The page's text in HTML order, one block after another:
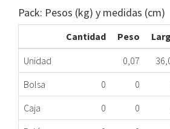
Pack: Pesos (kg) y medidas (cm)
Cantidad Peso
Unidad
0,07
Bolsa
0 0
Caja
0 0